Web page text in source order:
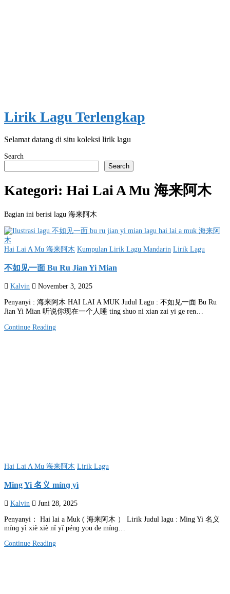
Lirik Lagu Terlengkap
Selamat datang di situ koleksi lirik lagu
Search
Search
Kategori: Hai Lai A Mu 海来阿木
Bagian ini berisi lagu 海来阿木
Posted
Hai Lai A Mu 海来阿木 Kumpulan Lirik Lagu Mandarin Lirik Lagu
不如见一面 Bu Ru Jian Yi Mian
Kalvin November 3, 2025
Penyanyi : 海来阿木 HAI LAI A MUK Judul Lagu : 不如见一面 Bu Ru
Jian Yi Mian 听说你现在一个人睡 ting shuo ni xian zai yi ge ren…
Continue Reading
Posted
Hai Lai A Mu 海来阿木 Lirik Lagu
Ming Yi 名义 mínɡ yì
Kalvin Juni 28, 2025
Penyanyi： Hai lai a Muk ( 海来阿木 ） Lirik Judul lagu : Ming Yi 名义
mínɡ yì xiè xiè nǐ yǐ pénɡ you de mínɡ…
Continue Reading